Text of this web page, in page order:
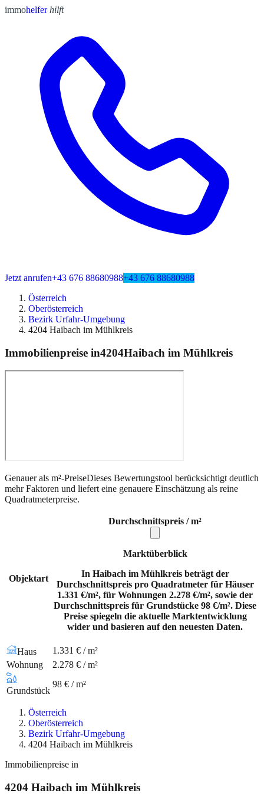
immohelfer hilft
Jetzt anrufen+43 676 88680988+43 676 88680988
Österreich
Oberösterreich
Bezirk Urfahr-Umgebung
4204 Haibach im Mühlkreis
Immobilienpreise in4204Haibach im Mühlkreis
Genauer als m²-PreiseDieses Bewertungstool berücksichtigt deutlich
mehr Faktoren und liefert eine genauere Einschätzung als reine
Quadratmeterpreise.
Objektart
Durchschnittspreis / m²
Marktüberblick
In Haibach im Mühlkreis beträgt der
Durchschnittspreis pro Quadratmeter für Häuser
1.331 €/m², für Wohnungen 2.278 €/m², sowie der
Durchschnittspreis für Grundstücke 98 €/m². Diese
Preise spiegeln die aktuelle Marktentwicklung
wider und basieren auf den neuesten Daten.
Haus
1.331 € / m²
Wohnung
2.278 € / m²
Grundstück
98 € / m²
Österreich
Oberösterreich
Bezirk Urfahr-Umgebung
4204 Haibach im Mühlkreis
Immobilienpreise in
4204 Haibach im Mühlkreis